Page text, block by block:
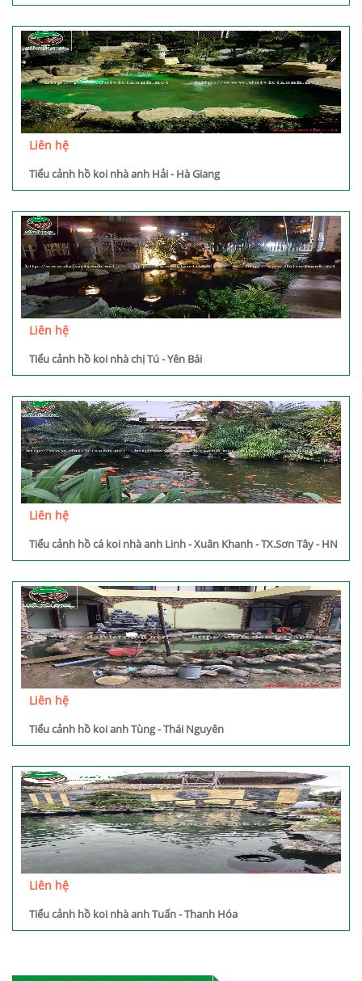
Liên hệ
Tiểu cảnh hồ koi nhà anh Hải - Hà Giang
Liên hệ
Tiểu cảnh hồ koi nhà chị Tú - Yên Bái
Liên hệ
Tiểu cảnh hồ cá koi nhà anh Linh - Xuân Khanh - TX.Sơn Tây - HN
Liên hệ
Tiểu cảnh hồ koi anh Tùng - Thái Nguyên
Liên hệ
Tiểu cảnh hồ koi nhà anh Tuấn - Thanh Hóa